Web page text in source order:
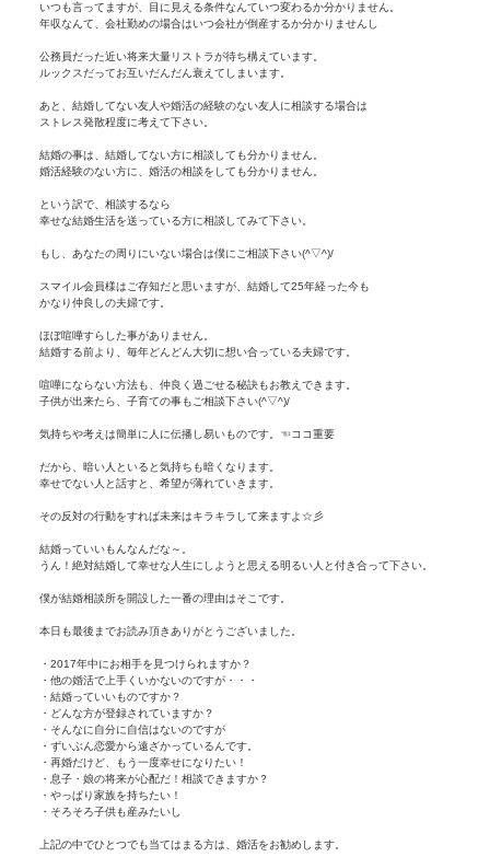
いつも言ってますが、目に見える条件なんていつ変わるか分かりません。
年収なんて、会社勤めの場合はいつ会社が倒産するか分かりませんし
公務員だった近い将来大量リストラが待ち構えています。
ルックスだってお互いだんだん衰えてしまいます。
あと、結婚してない友人や婚活の経験のない友人に相談する場合は
ストレス発散程度に考えて下さい。
結婚の事は、結婚してない方に相談しても分かりません。
婚活経験のない方に、婚活の相談をしても分かりません。
という訳で、相談するなら
幸せな結婚生活を送っている方に相談してみて下さい。
もし、あなたの周りにいない場合は僕にご相談下さい(^▽^)/
スマイル会員様はご存知だと思いますが、結婚して25年経った今も
かなり仲良しの夫婦です。
ほぼ喧嘩すらした事がありません。
結婚する前より、毎年どんどん大切に想い合っている夫婦です。
喧嘩にならない方法も、仲良く過ごせる秘訣もお教えできます。
子供が出来たら、子育ての事もご相談下さい(^▽^)/
気持ちや考えは簡単に人に伝播し易いものです。☜ココ重要
だから、暗い人といると気持ちも暗くなります。
幸せでない人と話すと、希望が薄れていきます。
その反対の行動をすれば未来はキラキラして来ますよ☆彡
結婚っていいもんなんだな～。
うん！絶対結婚して幸せな人生にしようと思える明るい人と付き合って下さい。
僕が結婚相談所を開設した一番の理由はそこです。
本日も最後までお読み頂きありがとうございました。
・2017年中にお相手を見つけられますか？
・他の婚活で上手くいかないのですが・・・
・結婚っていいものですか？
・どんな方が登録されていますか？
・そんなに自分に自信はないのですが
・ずいぶん恋愛から遠ざかっているんです。
・再婚だけど、もう一度幸せになりたい！
・息子・娘の将来が心配だ！相談できますか？
・やっぱり家族を持ちたい！
・そろそろ子供も産みたいし
上記の中でひとつでも当てはまる方は、婚活をお勧めします。